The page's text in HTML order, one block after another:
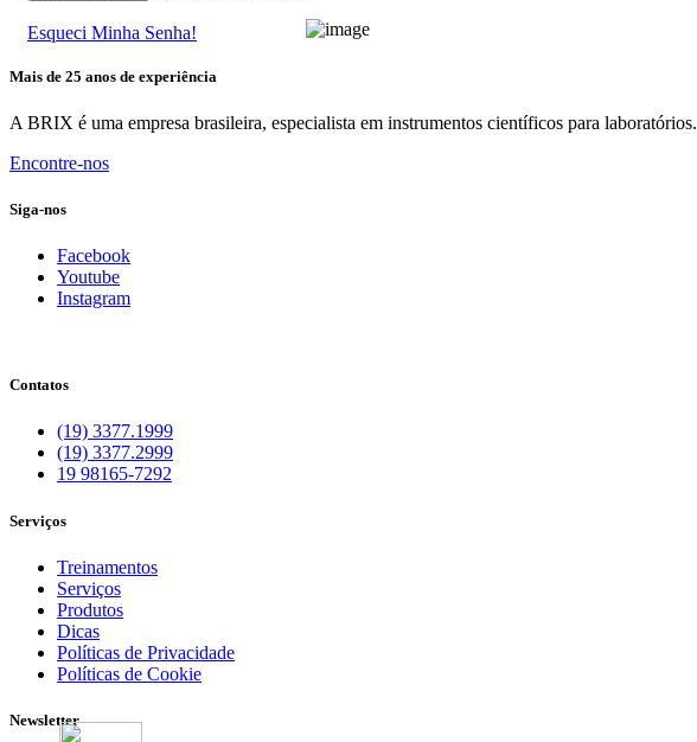
Esqueci Minha Senha!
Mais de 25 anos de experiência
A BRIX é uma empresa brasileira, especialista em instrumentos científicos para laboratórios.
Encontre-nos
Siga-nos
Facebook
Youtube
Instagram
Contatos
(19) 3377.1999
(19) 3377.2999
19 98165-7292
Serviços
Treinamentos
Serviços
Produtos
Dicas
Políticas de Privacidade
Políticas de Cookie
Newsletter